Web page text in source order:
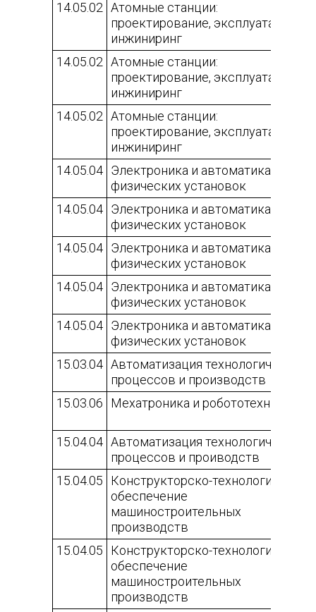
14.05.02 Атомные станции:
проектирование, эксплуатация и
инжиниринг
14.05.02 Атомные станции:
проектирование, эксплуатация и
инжиниринг
14.05.02 Атомные станции:
проектирование, эксплуатация и
инжиниринг
14.05.04 Электроника и автоматика
физических установок
14.05.04 Электроника и автоматика
физических установок
14.05.04 Электроника и автоматика
физических установок
14.05.04 Электроника и автоматика
физических установок
14.05.04 Электроника и автоматика
физических установок
15.03.04 Автоматизация технологических
процессов и производств
15.03.06
Мехатроника и робототехника
15.04.04 Автоматизация технологических
процессов и проиводств
15.04.05
Конструкторско-технологическое
обеспечение
машиностроительных
производств
15.04.05
Конструкторско-технологическое
обеспечение
машиностроительных
производств